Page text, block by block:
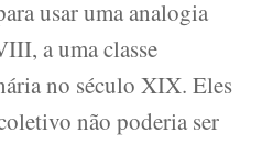
usar uma analogia
a uma classe
no século XIX. Eles
não poderia ser